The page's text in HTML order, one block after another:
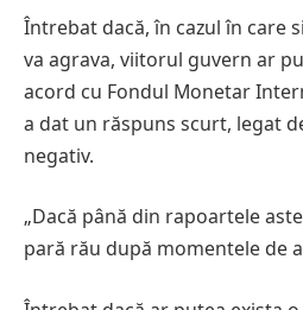
Întrebat dacă, în cazul în care
va agrava, viitorul guvern ar
acord cu Fondul Monetar
a dat un răspuns scurt, legat
negativ.
„Dacă până din rapoartele
pară rău după momentele de